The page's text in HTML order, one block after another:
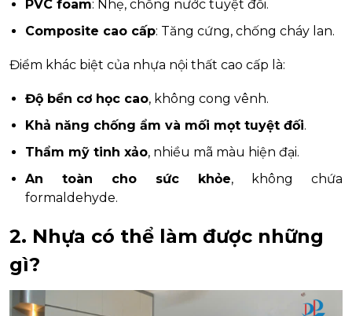
PVC foam: Nhẹ, chống nước tuyệt đối.
Composite cao cấp: Tăng cứng, chống cháy lan.
Điểm khác biệt của nhựa nội thất cao cấp là:
Độ bền cơ học cao, không cong vênh.
Khả năng chống ẩm và mối mọt tuyệt đối.
Thẩm mỹ tinh xảo, nhiều mã màu hiện đại.
An toàn cho sức khỏe, không chứa
formaldehyde.
2. Nhựa có thể làm được những
gì?